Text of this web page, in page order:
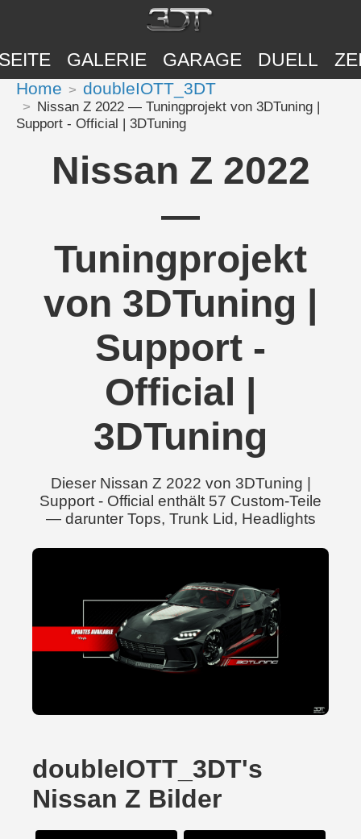
GALERIE GARAGE DUELL
Home doubleIOTT_3DT
Nissan Z 2022 — Tuningprojekt von 3DTuning |
Support - Official | 3DTuning
Nissan Z 2022
—
Tuningprojekt
von 3DTuning |
Support -
Official |
3DTuning
Dieser Nissan Z 2022 von 3DTuning |
Support - Official enthält 57 Custom-Teile
— darunter Tops, Trunk Lid, Headlights
doubleIOTT_3DT's
Nissan Z Bilder